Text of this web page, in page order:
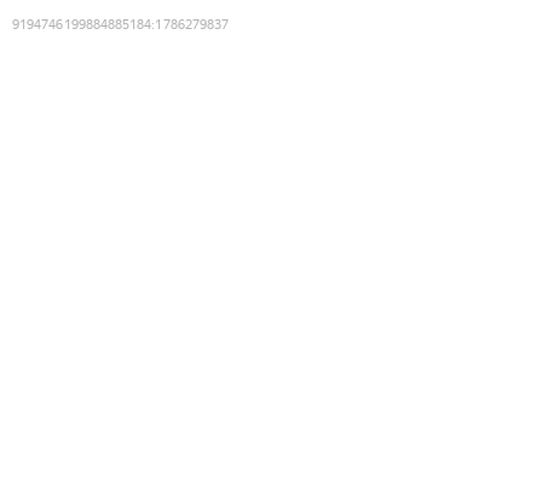
9194746199884885184:1786279837